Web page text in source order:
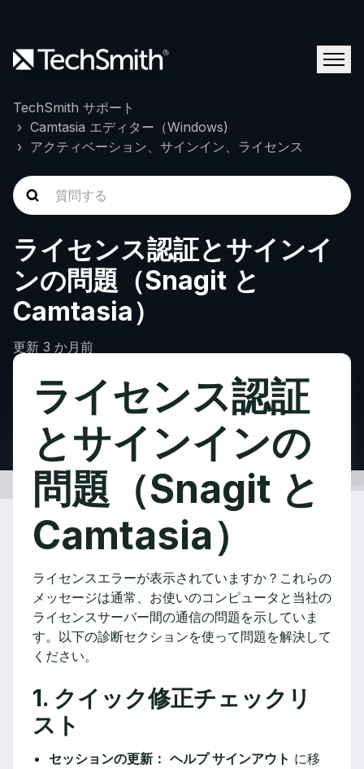
TechSmith サポート
Camtasia エディター（Windows)
アクティベーション、サインイン、ライセンス
ライセンス認証とサインイ
ンの問題（Snagit と
Camtasia）
更新 3 か月前
ライセンス認証
とサインインの
問題（Snagit と
Camtasia）
ライセンスエラーが表示されていますか？これらの
メッセージは通常、お使いのコンピュータと当社の
ライセンスサーバー間の通信の問題を示していま
す。以下の診断セクションを使って問題を解決して
ください。
1. クイック修正チェックリ
スト
セッションの更新： ヘルプ サインアウト に移